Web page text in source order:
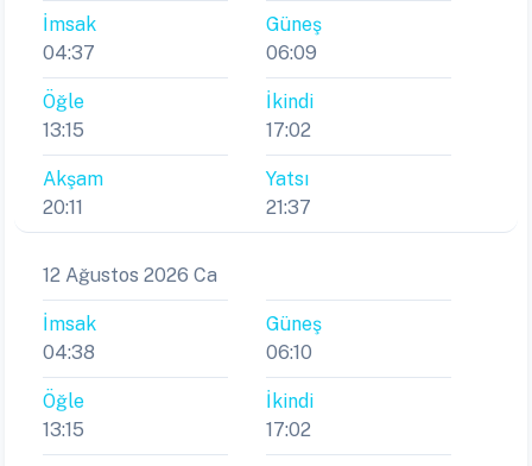
İmsak
04:37
Güneş
06:09
Öğle
13:15
İkindi
17:02
Akşam
20:11
Yatsı
21:37
12 Ağustos 2026 Ca
İmsak
04:38
Güneş
06:10
Öğle
13:15
İkindi
17:02